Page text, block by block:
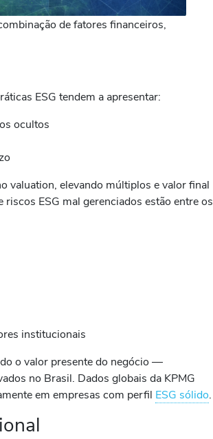
de fatores financeiros,
ESG tendem a apresentar:
ocultos
valuation, elevando múltiplos e valor final
riscos ESG mal gerenciados estão entre os
institucionais
o valor presente do negócio —
no Brasil. Dados globais da KPMG
em empresas com perfil ESG sólido.